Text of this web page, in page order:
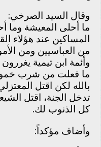
وقال السيد الصرخي:
ما أحلى المعيشة وما
المساكين عند هؤلاء
من العباسيين ومن
وأئمة ابن تيمية
ما فعلت من شرب خمور
بالله لكن اقتل
تدخل الجنة، اقتل
كل الذنوب لك.
وأضاف مؤكداً: